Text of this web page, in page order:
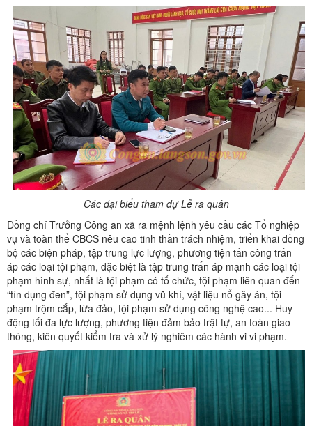
Các đại biểu tham dự Lễ ra quân
Đồng chí Trưởng Công an xã ra mệnh lệnh yêu cầu các Tổ nghiệp
vụ và toàn thể CBCS nêu cao tinh thần trách nhiệm, triển khai đồng
bộ các biện pháp, tập trung lực lượng, phương tiện tấn công trấn
áp các loại tội phạm, đặc biệt là tập trung trấn áp mạnh các loại tội
phạm hình sự, nhất là tội phạm có tổ chức, tội phạm liên quan đến
“tín dụng đen”, tội phạm sử dụng vũ khí, vật liệu nổ gây án, tội
phạm trộm cắp, lừa đảo, tội phạm sử dụng công nghệ cao... Huy
động tối đa lực lượng, phương tiện đảm bảo trật tự, an toàn giao
thông, kiên quyết kiểm tra và xử lý nghiêm các hành vi vi phạm.